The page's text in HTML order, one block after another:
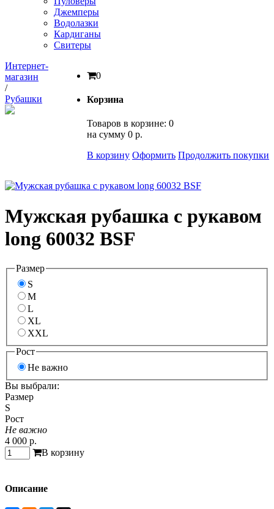
Джемперы
Водолазки
Кардиганы
Свитеры
0
Корзина
Товаров в корзине: 0
на сумму 0 р.
В корзину Оформить Продолжить покупки
Интернет-
магазин
/
Рубашки
Мужская рубашка с рукавом
long 60032 BSF
Размер
S
M
L
XL
XXL
Рост
Не важно
Вы выбрали:
Размер
S
Рост
Не важно
4 000 р.
В корзину
Описание